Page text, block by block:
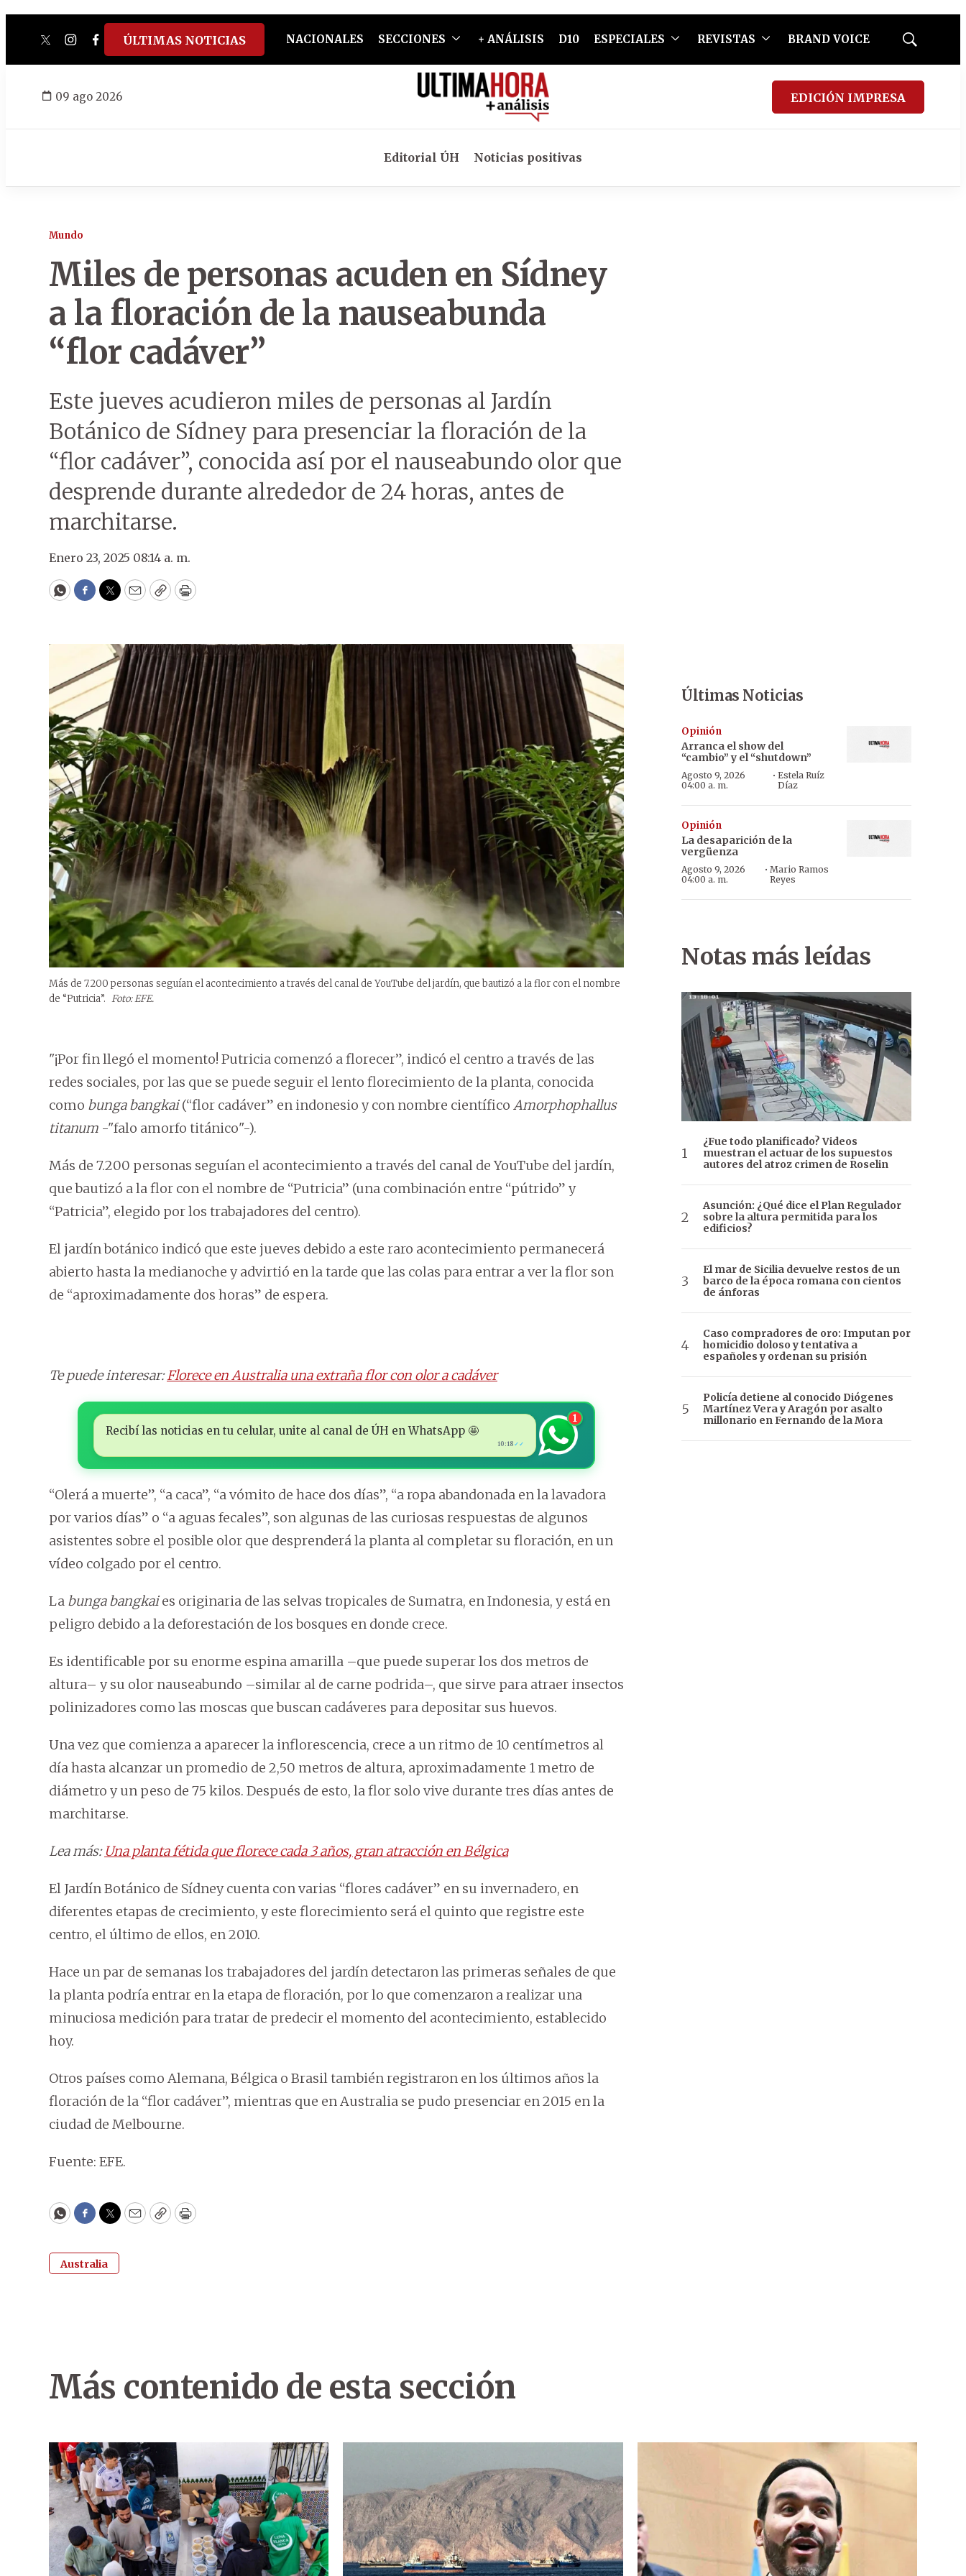
twitterinstagram
facebook
tiktokyoutube
spotify
ÚLTIMAS NOTICIAS NACIONALES SECCIONES + ANÁLISIS D10 ESPECIALES REVISTAS BRAND VOICE
Mostrar
09 ago 2026 EDICIÓN IMPRESA
Editorial ÚH Noticias positivas
Mundo
Miles de personas acuden en Sídney
a la floración de la nauseabunda
“flor cadáver”
Este jueves acudieron miles de personas al Jardín
Botánico de Sídney para presenciar la floración de la
“flor cadáver”, conocida así por el nauseabundo olor que
desprende durante alrededor de 24 horas, antes de
marchitarse.
Enero 23, 2025 08:14 a. m.
WhatsApp
Facebook
Twitter
EmailCopyPrint
Más de 7.200 personas seguían el acontecimiento a través del canal de YouTube del jardín, que bautizó a la flor con el nombre
de “Putricia”. Foto: EFE.
"¡Por fin llegó el momento! Putricia comenzó a florecer”, indicó el centro a través de las
redes sociales, por las que se puede seguir el lento florecimiento de la planta, conocida
como bunga bangkai(“flor cadáver” en indonesio y con nombre científico Amorphophallus
titanum -"falo amorfo titánico"-).
Más de 7.200 personas seguían el acontecimiento a través del canal de YouTube del jardín,
que bautizó a la flor con el nombre de “Putricia” (una combinación entre “pútrido” y
“Patricia”, elegido por los trabajadores del centro).
El jardín botánico indicó que este jueves debido a este raro acontecimiento permanecerá
abierto hasta la medianoche y advirtió en la tarde que las colas para entrar a ver la flor son
de “aproximadamente dos horas” de espera.
Te puede interesar:Florece en Australia una extraña flor con olor a cadáver
Recibí las noticias en tu celular, unite al canal de ÚH en WhatsApp 🤩
10:18 ✓✓
1
“Olerá a muerte”, “a caca”, “a vómito de hace dos días”, “a ropa abandonada en la lavadora
por varios días” o “a aguas fecales”, son algunas de las curiosas respuestas de algunos
asistentes sobre el posible olor que desprenderá la planta al completar su floración, en un
vídeo colgado por el centro.
La bunga bangkaies originaria de las selvas tropicales de Sumatra, en Indonesia, y está en
peligro debido a la deforestación de los bosques en donde crece.
Es identificable por su enorme espina amarilla –que puede superar los dos metros de
altura– y su olor nauseabundo –similar al de carne podrida–, que sirve para atraer insectos
polinizadores como las moscas que buscan cadáveres para depositar sus huevos.
Una vez que comienza a aparecer la inflorescencia, crece a un ritmo de 10 centímetros al
día hasta alcanzar un promedio de 2,50 metros de altura, aproximadamente 1 metro de
diámetro y un peso de 75 kilos. Después de esto, la flor solo vive durante tres días antes de
marchitarse.
Lea más: Una planta fétida que florece cada 3 años, gran atracción en Bélgica
El Jardín Botánico de Sídney cuenta con varias “flores cadáver” en su invernadero, en
diferentes etapas de crecimiento, y este florecimiento será el quinto que registre este
centro, el último de ellos, en 2010.
Hace un par de semanas los trabajadores del jardín detectaron las primeras señales de que
la planta podría entrar en la etapa de floración, por lo que comenzaron a realizar una
minuciosa medición para tratar de predecir el momento del acontecimiento, establecido
hoy.
Otros países como Alemana, Bélgica o Brasil también registraron en los últimos años la
floración de la “flor cadáver”, mientras que en Australia se pudo presenciar en 2015 en la
ciudad de Melbourne.
Fuente: EFE.
WhatsApp
Facebook
Twitter
EmailCopyPrint
Australia
Últimas Noticias
Opinión
Arranca el show del
“cambio” y el “shutdown”
Agosto 9, 2026
04:00 a. m.
·Estela Ruíz
Díaz
Opinión
La desaparición de la
vergüenza
Agosto 9, 2026
04:00 a. m.
· Mario Ramos
Reyes
Notas más leídas
¿Fue todo planificado? Videos
muestran el actuar de los supuestos
autores del atroz crimen de Roselin
Asunción: ¿Qué dice el Plan Regulador
sobre la altura permitida para los
edificios?
El mar de Sicilia devuelve restos de un
barco de la época romana con cientos
de ánforas
Caso compradores de oro: Imputan por
homicidio doloso y tentativa a
españoles y ordenan su prisión
Policía detiene al conocido Diógenes
Martínez Vera y Aragón por asalto
millonario en Fernando de la Mora
Más contenido de esta sección